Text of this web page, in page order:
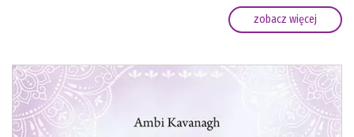
zobacz więcej